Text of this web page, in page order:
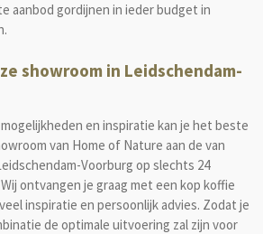
aanbod gordijnen in ieder budget in
showroom in Leidschendam-
en inspiratie kan je het beste
van Home of Nature aan de van
Voorburg op slechts 24
ontvangen je graag met een kop koffie
inspiratie en persoonlijk advies. Zodat je
de optimale uitvoering zal zijn voor